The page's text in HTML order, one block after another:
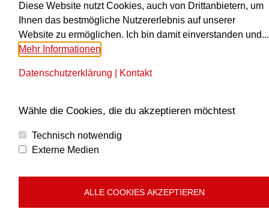
KONTAKT
Obmann Paul Traxler
+43 664 6183919
Finde uns auf:
Seite
wird
in
neuen
MUSIKALISCHE LEITUNG
Alexander Reisinger
M: +43 664 5243253
RECHTLICHES
Diese Website nutzt Cookies, auch von Drittanbietern, um
Ihnen das bestmögliche Nutzererlebnis auf unserer
Website zu ermöglichen. Ich bin damit einverstanden und...
Mehr Informationen
Datenschutzerklärung Kontakt
Wähle die Cookies, die du akzeptieren möchtest
Technisch notwendig
Externe Medien
ALLE COOKIES AKZEPTIEREN